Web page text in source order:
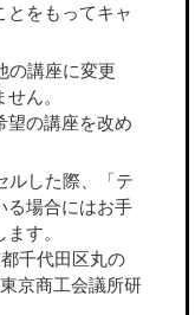
をもってキャ
の講座に変更
ん。
望の講座を改め
ルした際、「テ
る場合にはお手
す。
都千代田区丸の
京商工会議所研